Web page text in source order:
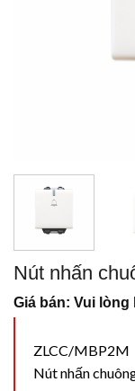
Nút nhấn
Giá bán: Vui lòng
ZLCC/MBP2M
Nút nhấn